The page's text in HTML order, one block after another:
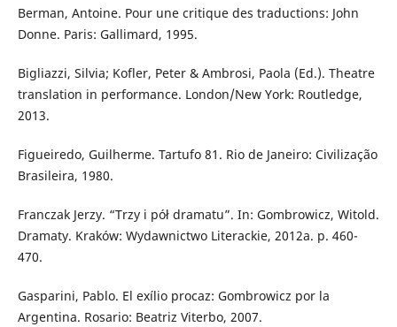
Berman, Antoine. Pour une critique des traductions: John
Donne. Paris: Gallimard, 1995.
Bigliazzi, Silvia; Kofler, Peter & Ambrosi, Paola (Ed.). Theatre
translation in performance. London/New York: Routledge,
2013.
Figueiredo, Guilherme. Tartufo 81. Rio de Janeiro: Civilização
Brasileira, 1980.
Franczak Jerzy. “Trzy i pół dramatu”. In: Gombrowicz, Witold.
Dramaty. Kraków: Wydawnictwo Literackie, 2012a. p. 460-
470.
Gasparini, Pablo. El exílio procaz: Gombrowicz por la
Argentina. Rosario: Beatriz Viterbo, 2007.